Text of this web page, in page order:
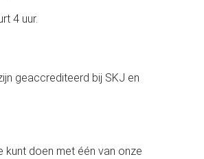
4 uur.
geaccrediteerd bij SKJ en
kunt doen met één van onze